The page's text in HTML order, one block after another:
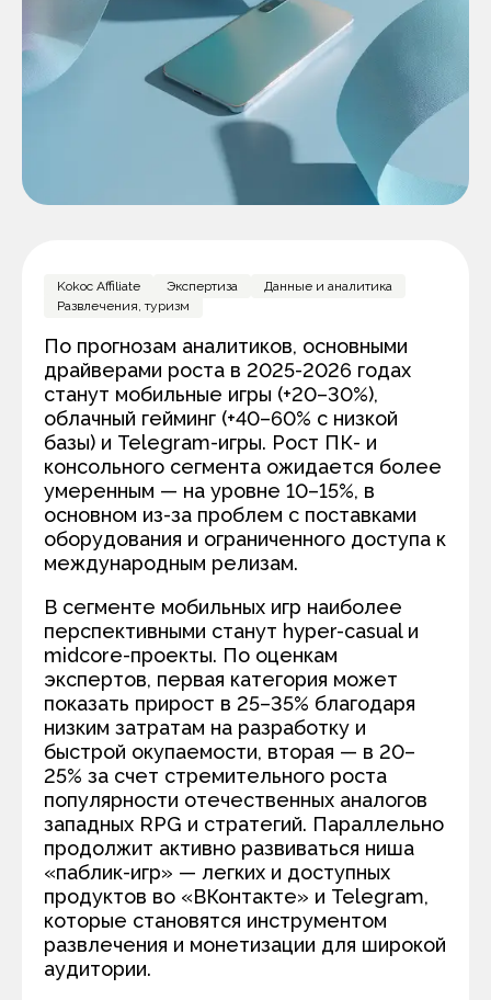
Kokoc Affiliate Экспертиза
Данные и аналитика
Развлечения, туризм
По прогнозам аналитиков, основными
драйверами роста в 2025-2026 годах
станут мобильные игры (+20–30%),
облачный гейминг (+40–60% с низкой
базы) и Telegram-игры. Рост ПК- и
консольного сегмента ожидается более
умеренным — на уровне 10–15%, в
основном из-за проблем с поставками
оборудования и ограниченного доступа к
международным релизам.
В сегменте мобильных игр наиболее
перспективными станут hyper-casual и
midcore-проекты. По оценкам
экспертов, первая категория может
показать прирост в 25–35% благодаря
низким затратам на разработку и
быстрой окупаемости, вторая — в 20–
25% за счет стремительного роста
популярности отечественных аналогов
западных RPG и стратегий. Параллельно
продолжит активно развиваться ниша
«паблик-игр» — легких и доступных
продуктов во «ВКонтакте» и Telegram,
которые становятся инструментом
развлечения и монетизации для широкой
аудитории.